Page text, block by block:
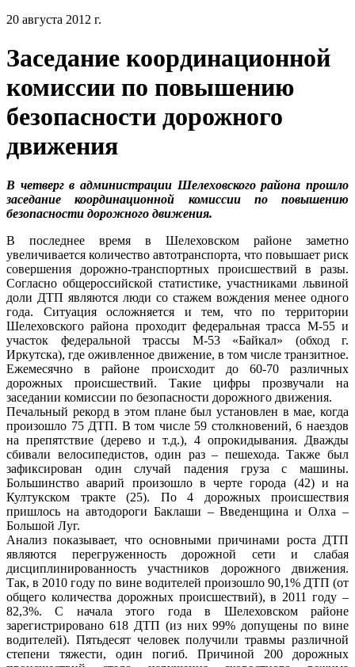
20 августа 2012 г.
Заседание координационной
комиссии по повышению
безопасности дорожного
движения
В четверг в администрации Шелеховского района прошло
заседание координационной комиссии по повышению
безопасности дорожного движения.
В последнее время в Шелеховском районе заметно
увеличивается количество автотранспорта, что повышает риск
совершения дорожно-транспортных происшествий в разы.
Согласно общероссийской статистике, участниками львиной
доли ДТП являются люди со стажем вождения менее одного
года. Ситуация осложняется и тем, что по территории
Шелеховского района проходит федеральная трасса М-55 и
участок федеральной трассы М-53 «Байкал» (обход г.
Иркутска), где оживленное движение, в том числе транзитное.
Ежемесячно в районе происходит до 60-70 различных
дорожных происшествий. Такие цифры прозвучали на
заседании комиссии по безопасности дорожного движения.
Печальный рекорд в этом плане был установлен в мае, когда
произошло 75 ДТП. В том числе 59 столкновений, 6 наездов
на препятствие (дерево и т.д.), 4 опрокидывания. Дважды
сбивали велосипедистов, один раз – пешехода. Также был
зафиксирован один случай падения груза с машины.
Большинство аварий произошло в черте города (42) и на
Култукском тракте (25). По 4 дорожных происшествия
пришлось на автодороги Баклаши – Введенщина и Олха –
Большой Луг.
Анализ показывает, что основными причинами роста ДТП
являются перегруженность дорожной сети и слабая
дисциплинированность участников дорожного движения.
Так, в 2010 году по вине водителей произошло 90,1% ДТП (от
общего количества дорожных происшествий), в 2011 году –
82,3%. С начала этого года в Шелеховском районе
зарегистрировано 618 ДТП (из них 99% допущены по вине
водителей). Пятьдесят человек получили травмы различной
степени тяжести, один погиб. Причиной 200 дорожных